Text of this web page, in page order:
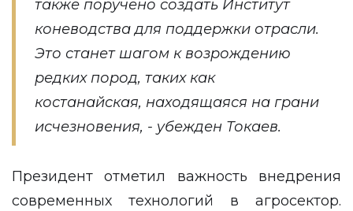
также поручено создать Институт
коневодства для поддержки отрасли.
Это станет шагом к возрождению
редких пород, таких как
костанайская, находящаяся на грани
исчезновения, - убежден Токаев.
Президент отметил важность внедрения
современных технологий в агросектор.